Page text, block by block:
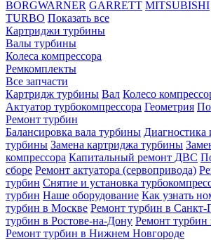
BORGWARNER GARRETT MITSUBISHI
TURBO Показать все
Картриджи турбины
Валы турбины
Колеса компрессора
Ремкомплекты
Все запчасти
Картридж турбины Вал Колесо
Актуатор турбокомпрессора Геометрия
Ремонт турбин
Балансировка вала турбины Диагностика
турбины Замена картриджа турбины
компрессора Капитальный ремонт ДВС
сборе Ремонт актуатора (сервопривода)
турбин Снятие и установка
турбин Наше оборудование Как узнать
турбин в Москве Ремонт турбин в Санкт-
турбин в Ростове-на-Дону Ремонт турбин
Ремонт турбин в Нижнем Новгороде